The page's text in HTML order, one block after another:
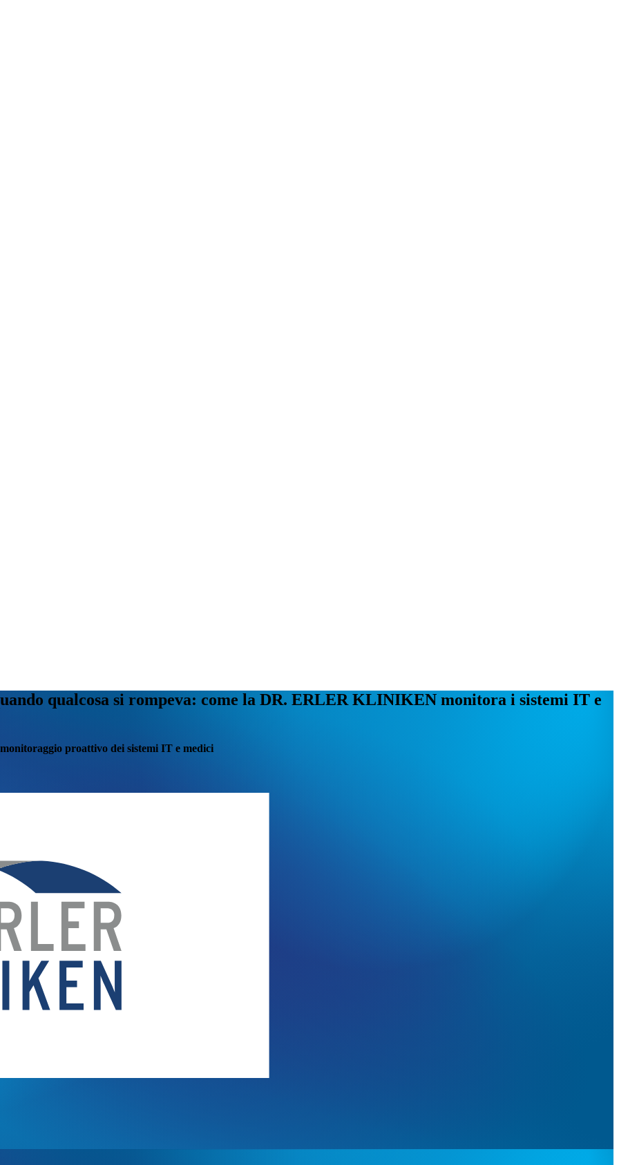
qualcosa si rompeva: come la DR. ERLER KLINIKEN monitora i sistemi IT e
proattivo dei sistemi IT e medici